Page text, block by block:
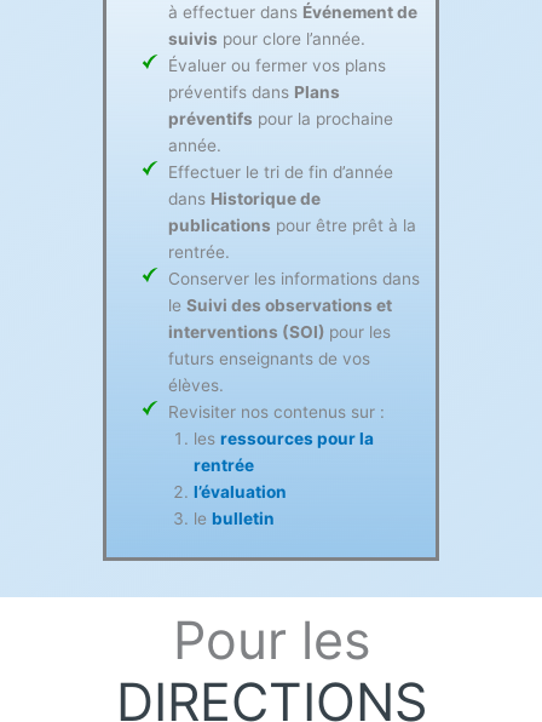
à effectuer dans Événement de
suivis pour clore l’année.
Évaluer ou fermer vos plans
préventifs dans Plans
préventifs pour la prochaine
année.
Effectuer le tri de fin d’année
dans Historique de
publications pour être prêt à la
rentrée.
Conserver les informations dans
leSuivi des observations et
interventions (SOI) pour les
futurs enseignants de vos
élèves.
Revisiter nos contenus sur :
les ressources pour la
rentrée
l’évaluation
le bulletin
Pour les
DIRECTIONS